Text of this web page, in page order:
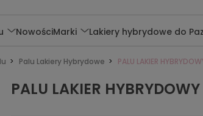
NowościMarki Lakiery hybrydowe do
Palu Lakiery Hybrydowe PALU LAKIER
PALU LAKIER